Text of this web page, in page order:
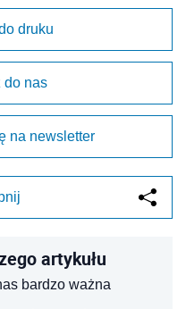
druku
do nas
na newsletter
artykułu
bardzo ważna